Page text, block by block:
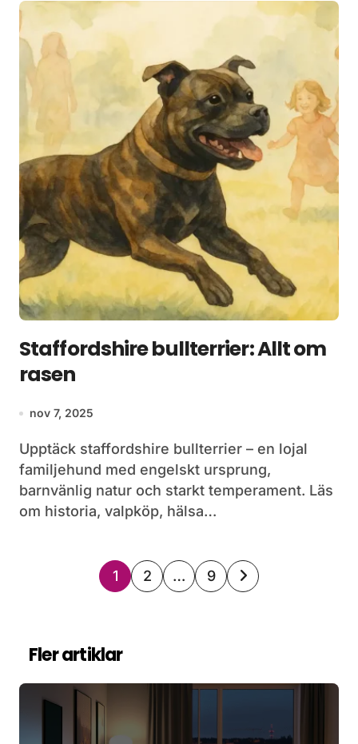
Staffordshire bullterrier: Allt om
rasen
nov 7, 2025
Upptäck staffordshire bullterrier – en lojal
familjehund med engelskt ursprung,
barnvänlig natur och starkt temperament. Läs
om historia, valpköp, hälsa…
Sidnumrering
inlägg
1 2 … 9
Fler artiklar